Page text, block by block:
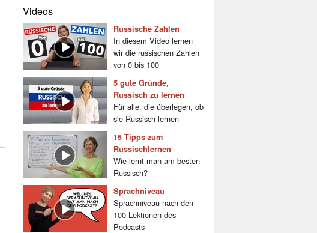
Videos
Russische Zahlen
In diesem Video lernen
wir die russischen Zahlen
von 0 bis 100
5 gute Gründe,
Russisch zu lernen
Für alle, die überlegen, ob
sie Russisch lernen
15 Tipps zum
Russischlernen
Wie lernt man am besten
Russisch?
Sprachniveau
Sprachniveau nach den
100 Lektionen des
Podcasts